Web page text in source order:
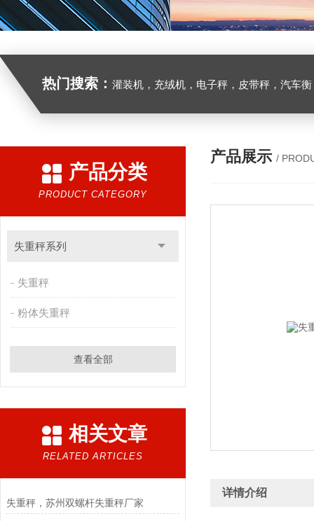
热门搜索： 灌装机，充绒机，电子秤，皮带秤，汽车
产品分类
PRODUCT CATEGORY
失重秤系列
失重秤
粉体失重秤
查看全部
相关文章
RELATED ARTICLES
失重秤，苏州双螺杆失重秤厂家
产品展示 /
详情介绍